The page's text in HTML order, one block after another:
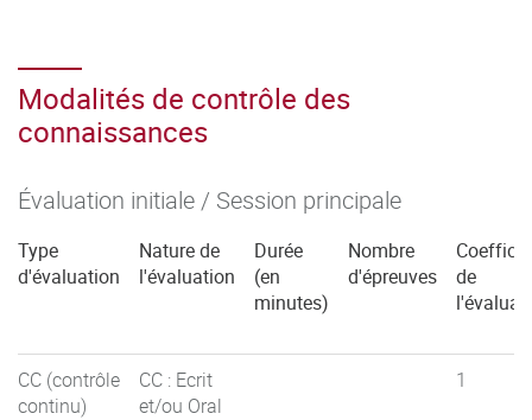
Modalités de contrôle des
connaissances
Évaluation initiale / Session principale
Type
d'évaluation
Nature de
l'évaluation
Durée
(en
minutes)
Nombre
d'épreuves
de
CC (contrôle
continu)
CC : Ecrit
et/ou Oral
1